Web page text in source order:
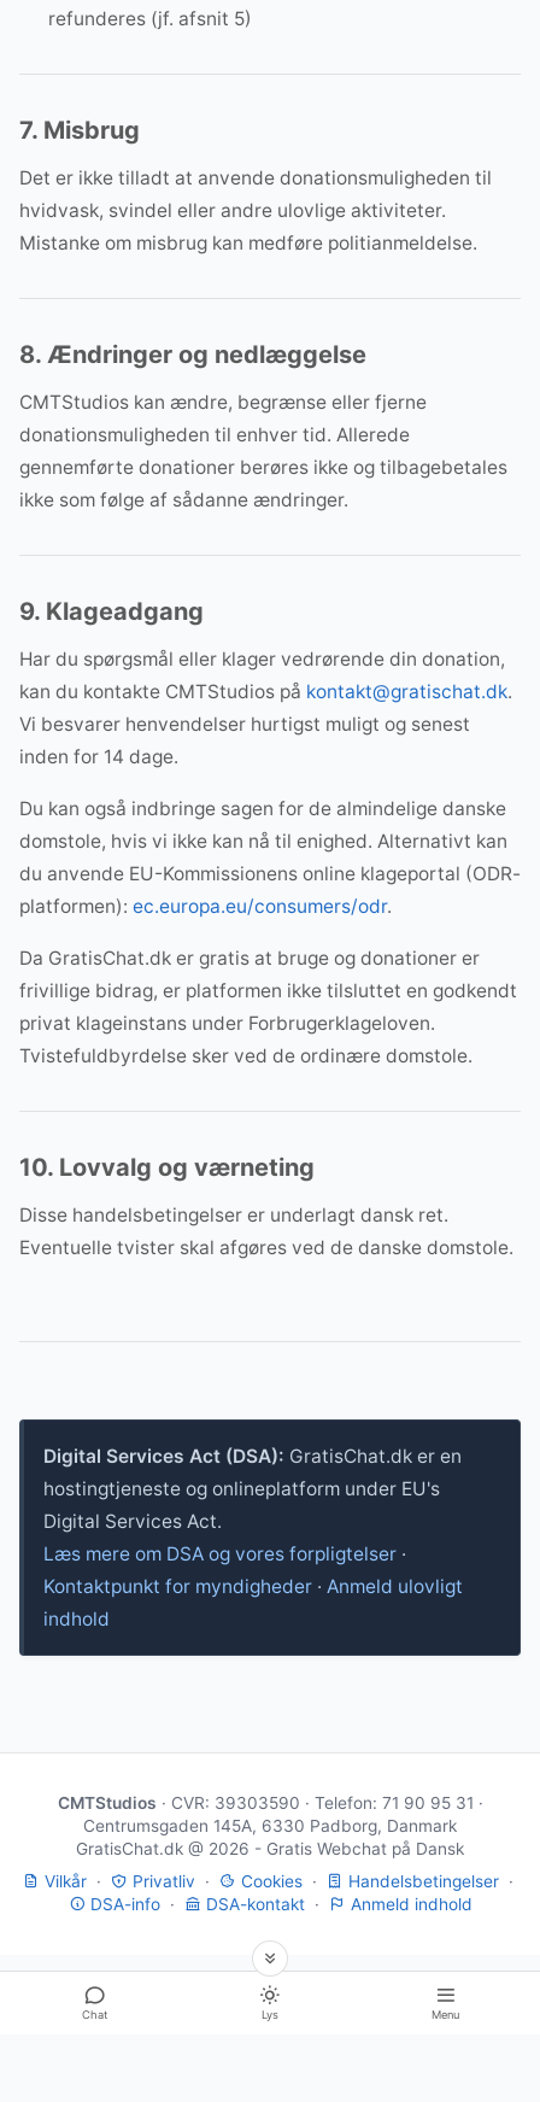
refunderes (jf. afsnit 5)
7. Misbrug
Det er ikke tilladt at anvende donationsmuligheden til
hvidvask, svindel eller andre ulovlige aktiviteter.
Mistanke om misbrug kan medføre politianmeldelse.
8. Ændringer og nedlæggelse
CMTStudios kan ændre, begrænse eller fjerne
donationsmuligheden til enhver tid. Allerede
gennemførte donationer berøres ikke og tilbagebetales
ikke som følge af sådanne ændringer.
9. Klageadgang
Har du spørgsmål eller klager vedrørende din donation,
kan du kontakte CMTStudios på kontakt@gratischat.dk.
Vi besvarer henvendelser hurtigst muligt og senest
inden for 14 dage.
Du kan også indbringe sagen for de almindelige danske
domstole, hvis vi ikke kan nå til enighed. Alternativt kan
du anvende EU-Kommissionens online klageportal (ODR-
platformen): ec.europa.eu/consumers/odr.
Da GratisChat.dk er gratis at bruge og donationer er
frivillige bidrag, er platformen ikke tilsluttet en godkendt
privat klageinstans under Forbrugerklageloven.
Tvistefuldbyrdelse sker ved de ordinære domstole.
10. Lovvalg og værneting
Disse handelsbetingelser er underlagt dansk ret.
Eventuelle tvister skal afgøres ved de danske domstole.
Digital Services Act (DSA): GratisChat.dk er en
hostingtjeneste og onlineplatform under EU's
Digital Services Act.
Læs mere om DSA og vores forpligtelser ·
Kontaktpunkt for myndigheder · Anmeld ulovligt
indhold
CMTStudios · CVR: 39303590 · Telefon: 71 90 95 31 ·
Centrumsgaden 145A, 6330 Padborg, Danmark
GratisChat.dk @ 2026 - Gratis Webchat på Dansk
Vilkår · Privatliv · Cookies · Handelsbetingelser ·
DSA-info · DSA-kontakt · Anmeld indhold
Chat Lys Menu